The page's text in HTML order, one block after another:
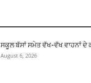
ਸਕੂਲ ਬੱਸਾਂ ਸਮੇਤ ਵੱਖ-ਵੱਖ ਵਾਹਨਾਂ ਦੇ
August 6, 2026